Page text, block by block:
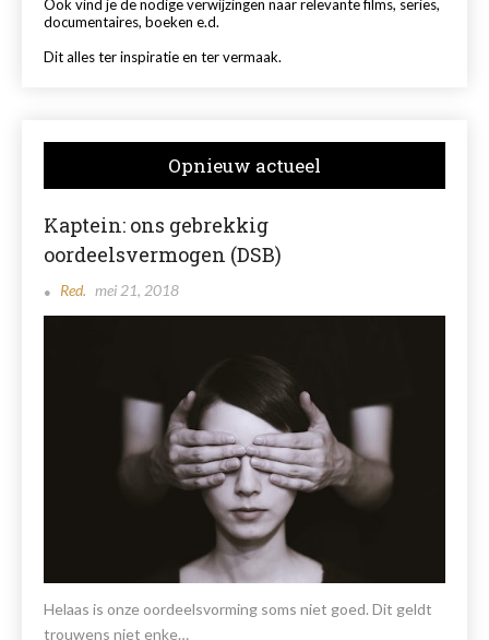
Ook vind je de nodige verwijzingen naar relevante films, series,
documentaires, boeken e.d.
Dit alles ter inspiratie en ter vermaak.
Opnieuw actueel
Kaptein: ons gebrekkig
oordeelsvermogen (DSB)
Red. mei 21, 2018
Helaas is onze oordeelsvorming soms niet goed. Dit geldt
trouwens niet enke…